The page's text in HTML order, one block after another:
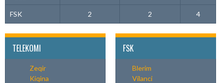
FSK 2 2 4
TELEKOMI
Zeqir
Kiqina
FSK
Blerim
Vilanci